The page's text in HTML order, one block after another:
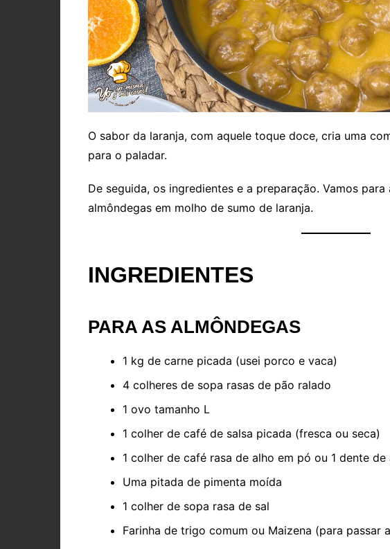
O sabor da laranja, com aquele toque doce, cria uma
para o paladar.
De seguida, os ingredientes e a preparação. Vamos
almôndegas em molho de sumo de laranja.
INGREDIENTES
PARA AS ALMÔNDEGAS
1 kg de carne picada (usei porco e vaca)
4 colheres de sopa rasas de pão ralado
1 ovo tamanho L
1 colher de café de salsa picada (fresca ou seca)
1 colher de café rasa de alho em pó ou 1 dente
Uma pitada de pimenta moída
1 colher de sopa rasa de sal
Farinha de trigo comum ou Maizena (para passar